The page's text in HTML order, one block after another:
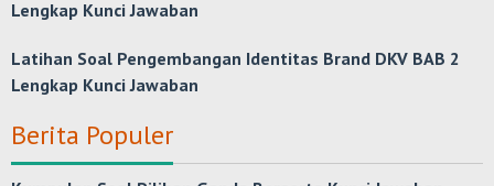
Lengkap Kunci Jawaban
Latihan Soal Pengembangan Identitas Brand DKV BAB 2
Lengkap Kunci Jawaban
Berita Populer